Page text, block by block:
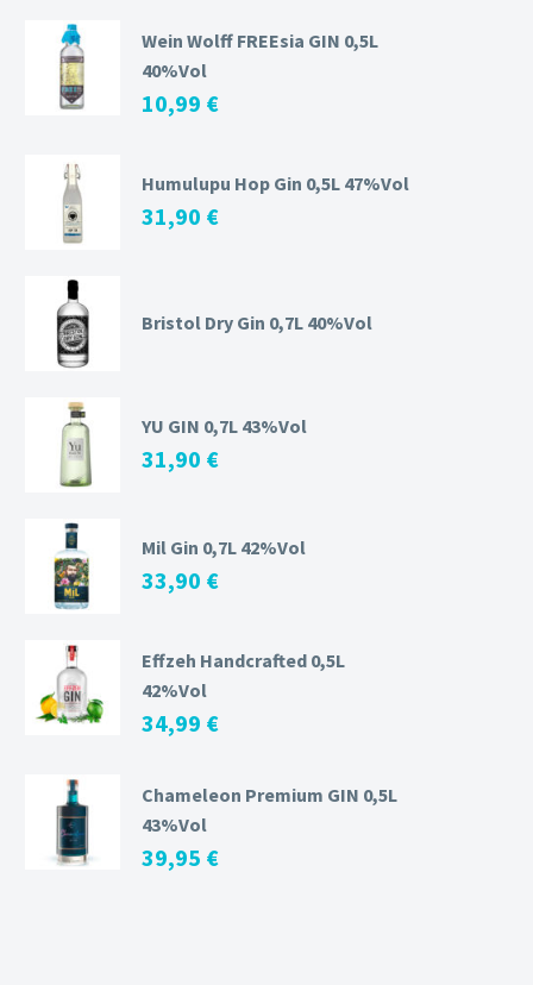
Wein Wolff FREEsia GIN 0,5L
40%Vol
10,99 €
Humulupu Hop Gin 0,5L 47%Vol
31,90 €
Bristol Dry Gin 0,7L 40%Vol
YU GIN 0,7L 43%Vol
31,90 €
Mil Gin 0,7L 42%Vol
33,90 €
Effzeh Handcrafted 0,5L
42%Vol
34,99 €
Chameleon Premium GIN 0,5L
43%Vol
39,95 €